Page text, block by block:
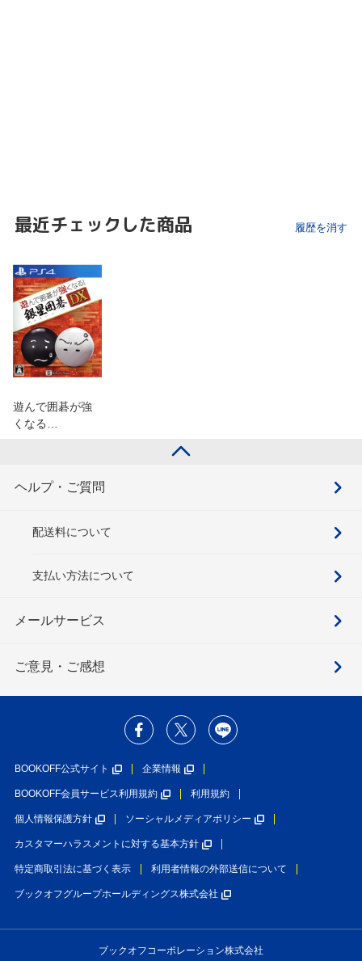
最近チェックした商品 履歴を消す
遊んで囲碁が強
くなる…
ヘルプ・ご質問
配送料について
支払い方法について
メールサービス
ご意見・ご感想
BOOKOFF公式サイト 企業情報
BOOKOFF会員サービス利用規約 利用規約
個人情報保護方針 ソーシャルメディアポリシー
カスタマーハラスメントに対する基本方針
特定商取引法に基づく表示 利用者情報の外部送信について
ブックオフグループホールディングス株式会社
ブックオフコーポレーション株式会社